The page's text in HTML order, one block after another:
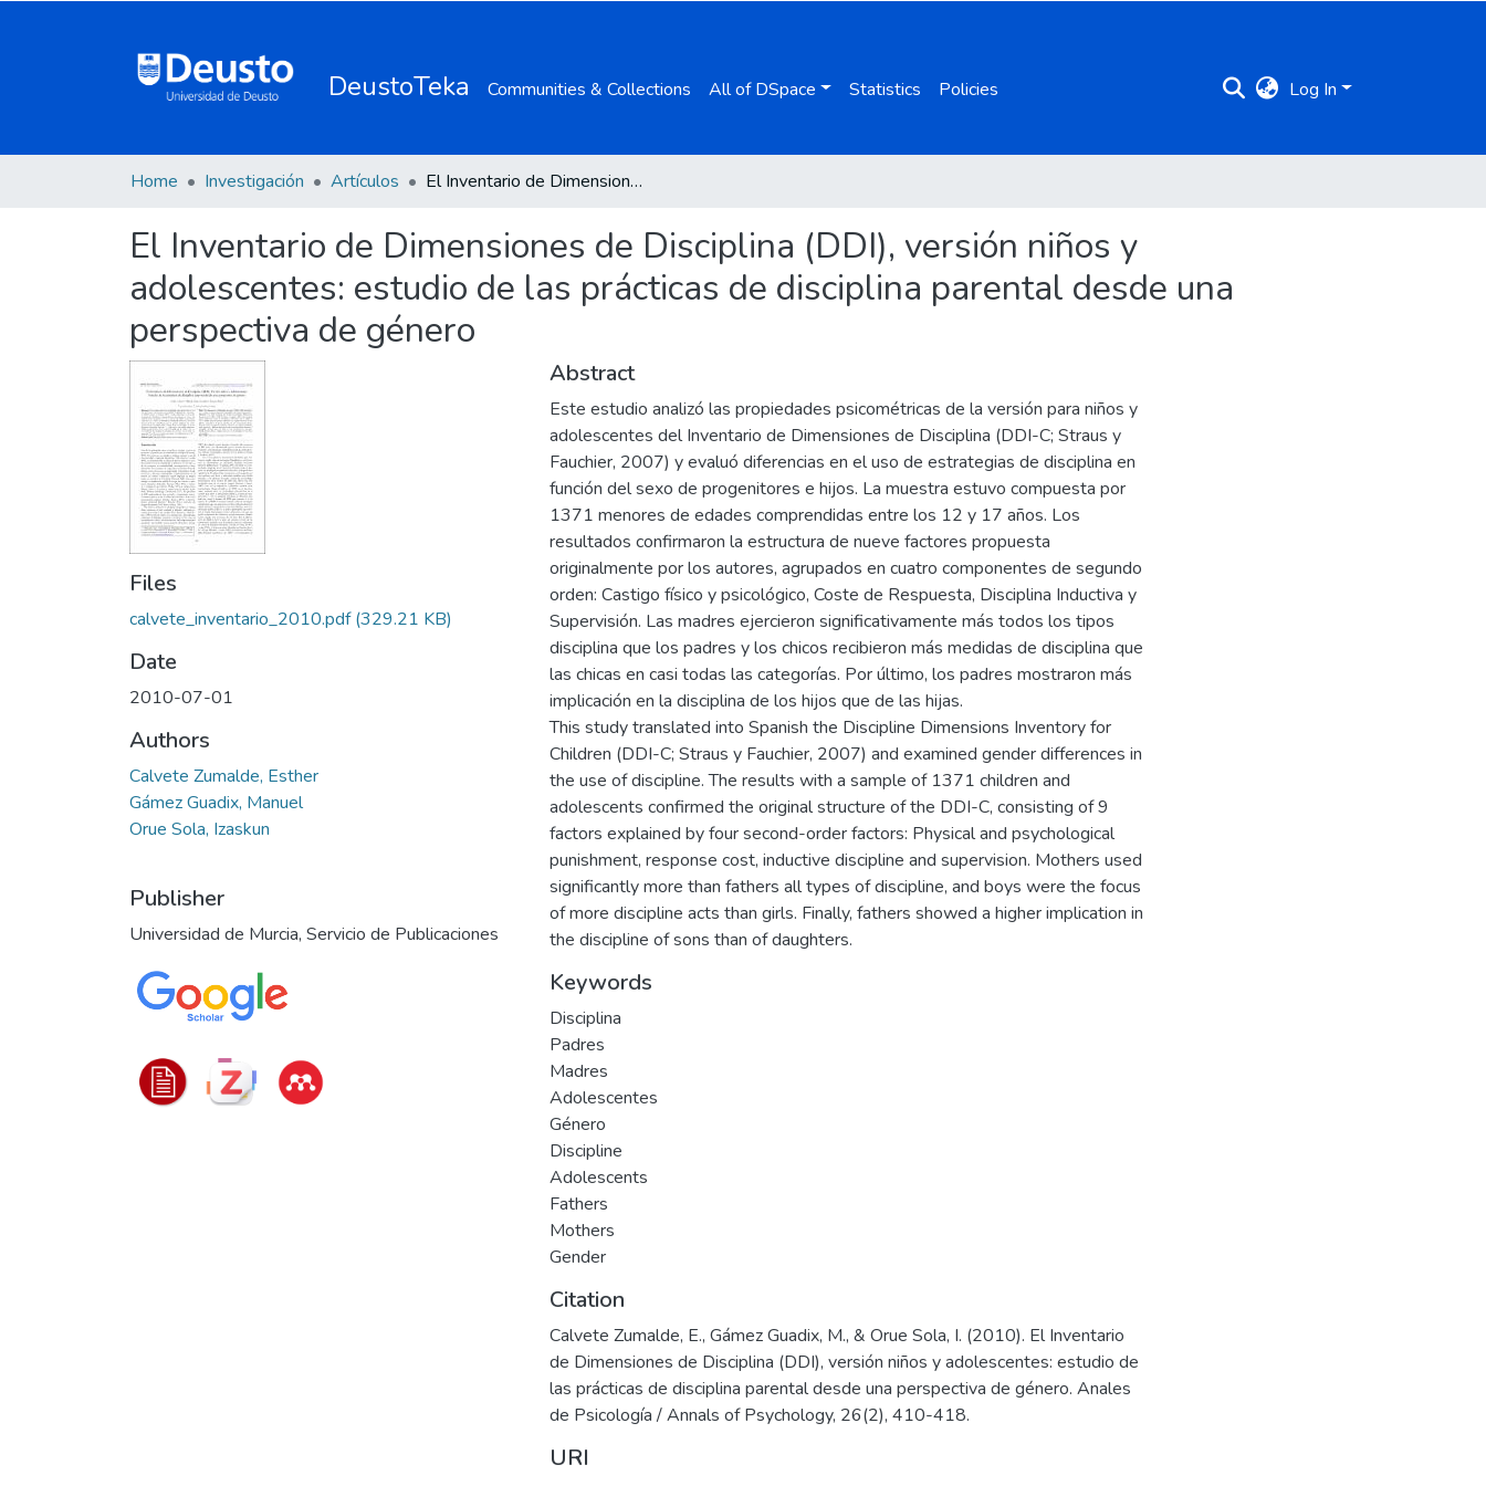
DeustoTeka Communities & Collections All of DSpace Statistics Policies Log In
Home Investigación Artículos El Inventario de Dimensiones de Disciplina (DDI), versión niños y adolescentes: estudio de las prácticas de disciplina parental desde una perspectiva de género
El Inventario de Dimensiones de Disciplina (DDI), versión niños y
adolescentes: estudio de las prácticas de disciplina parental desde una
perspectiva de género
Files
calvete_inventario_2010.pdf(329.21 KB)
Date
2010-07-01
Authors
Calvete Zumalde, Esther
Gámez Guadix, Manuel
Orue Sola, Izaskun
Publisher
Universidad de Murcia, Servicio de Publicaciones
Abstract
Este estudio analizó las propiedades psicométricas de la versión para niños y
adolescentes del Inventario de Dimensiones de Disciplina (DDI-C; Straus y
Fauchier, 2007) y evaluó diferencias en el uso de estrategias de disciplina en
función del sexo de progenitores e hijos. La muestra estuvo compuesta por
1371 menores de edades comprendidas entre los 12 y 17 años. Los
resultados confirmaron la estructura de nueve factores propuesta
originalmente por los autores, agrupados en cuatro componentes de segundo
orden: Castigo físico y psicológico, Coste de Respuesta, Disciplina Inductiva y
Supervisión. Las madres ejercieron significativamente más todos los tipos
disciplina que los padres y los chicos recibieron más medidas de disciplina que
las chicas en casi todas las categorías. Por último, los padres mostraron más
implicación en la disciplina de los hijos que de las hijas.
This study translated into Spanish the Discipline Dimensions Inventory for
Children (DDI-C; Straus y Fauchier, 2007) and examined gender differences in
the use of discipline. The results with a sample of 1371 children and
adolescents confirmed the original structure of the DDI-C, consisting of 9
factors explained by four second-order factors: Physical and psychological
punishment, response cost, inductive discipline and supervision. Mothers used
significantly more than fathers all types of discipline, and boys were the focus
of more discipline acts than girls. Finally, fathers showed a higher implication in
the discipline of sons than of daughters.
Keywords
Disciplina
Padres
Madres
Adolescentes
Género
Discipline
Adolescents
Fathers
Mothers
Gender
Citation
Calvete Zumalde, E., Gámez Guadix, M., & Orue Sola, I. (2010). El Inventario
de Dimensiones de Disciplina (DDI), versión niños y adolescentes: estudio de
las prácticas de disciplina parental desde una perspectiva de género. Anales
de Psicología / Annals of Psychology, 26(2), 410-418.
URI